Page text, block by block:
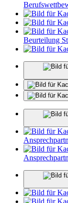
Beurteilung